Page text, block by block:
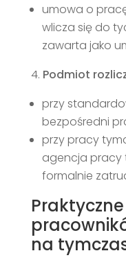
umowa o
wlicza się do
zawarta jako
Podmiot
przy
bezpośredni
przy pracy
agencja pracy
formalnie
na